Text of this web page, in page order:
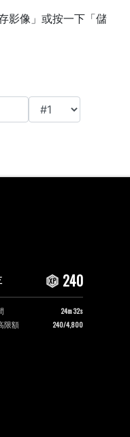
影像」或按一下「儲